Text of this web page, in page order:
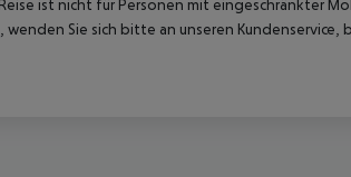
ist nicht für Personen mit eingeschränkter
wenden Sie sich bitte an unseren Kundenservice,